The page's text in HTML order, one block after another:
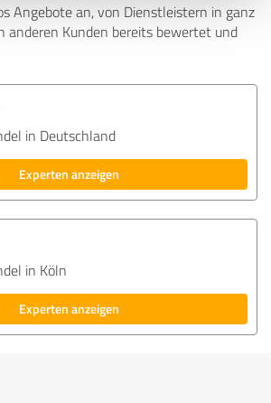
Angebote an, von Dienstleistern in ganz
anderen Kunden bereits bewertet und
in Deutschland
Experten anzeigen
in Köln
Experten anzeigen